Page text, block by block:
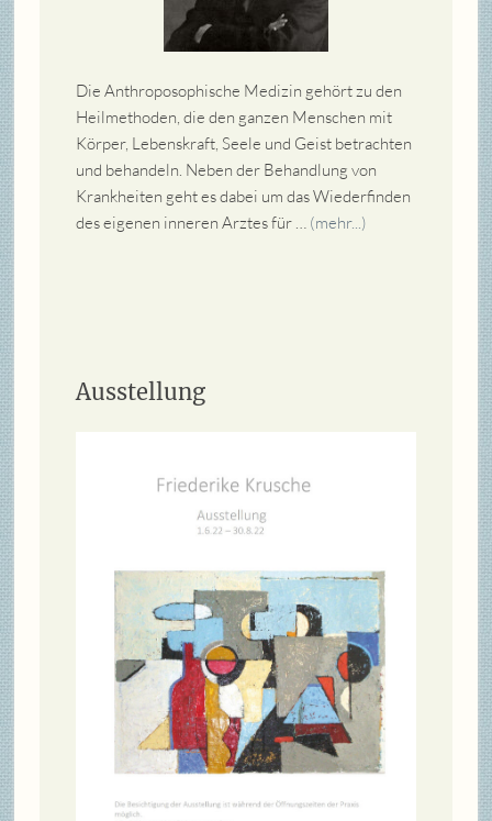
Die Anthroposophische Medizin gehört zu den
Heilmethoden, die den ganzen Menschen mit
Körper, Lebenskraft, Seele und Geist betrachten
und behandeln. Neben der Behandlung von
Krankheiten geht es dabei um das Wiederfinden
des eigenen inneren Arztes für … (mehr...)
Ausstellung